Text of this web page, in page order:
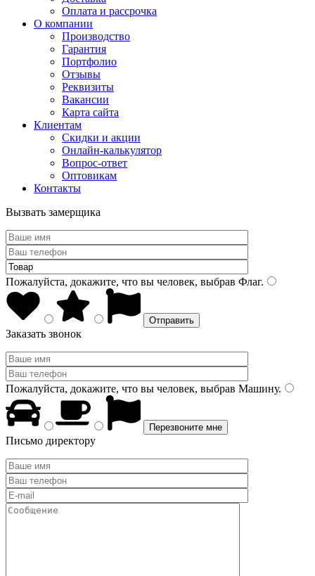
Оплата и рассрочка
О компании
Производство
Гарантия
Портфолио
Отзывы
Реквизиты
Вакансии
Карта сайта
Клиентам
Скидки и акции
Онлайн-калькулятор
Вопрос-ответ
Оптовикам
Контакты
Вызвать замерщика
Пожалуйста, докажите, что вы человек, выбрав Флаг.
Заказать звонок
Пожалуйста, докажите, что вы человек, выбрав Машину.
Письмо директору